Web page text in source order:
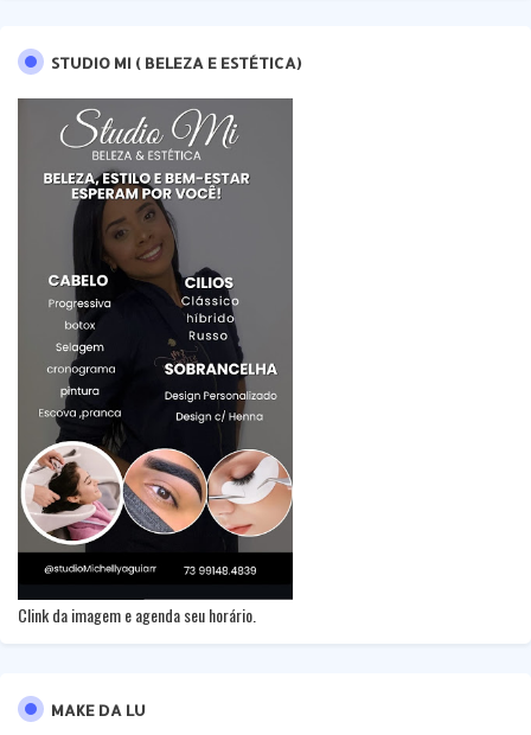
STUDIO MI ( BELEZA E ESTÉTICA)
Clink da imagem e agenda seu horário.
MAKE DA LU